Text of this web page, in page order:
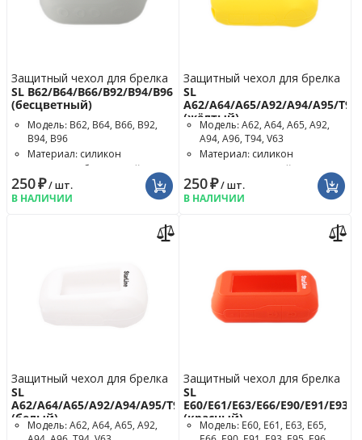
Защитный чехол для брелка
SL B62/B64/B66/B92/B94/B96
(бесцветный)
Модель: B62, B64, B66, B92,
B94, B96
Материал: силикон
Цвет чехла: бесцветный
250₽/ шт.
В НАЛИЧИИ
Защитный чехол для брелка
SL
A62/A64/A65/A92/A94/A95/T94
(жёлтый)
Модель: A62, A64, A65, A92,
A94, A96, T94, V63
Материал: силикон
Цвет чехла: жёлтый
250₽/ шт.
В НАЛИЧИИ
Защитный чехол для брелка
SL
A62/A64/A65/A92/A94/A95/T94
(белый)
Модель: A62, A64, A65, A92,
Защитный чехол для брелка
SL
E60/E61/E63/E66/E90/E91/E93/
(красный)
Модель: E60, E61, E63, E65,